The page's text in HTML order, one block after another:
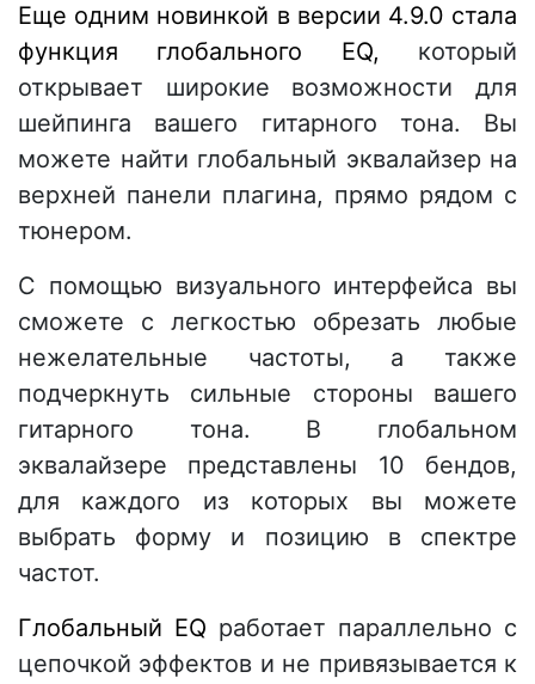
Еще одним новинкой в версии 4.9.0 стала
функция глобального EQ, который
открывает широкие возможности для
шейпинга вашего гитарного тона. Вы
можете найти глобальный эквалайзер на
верхней панели плагина, прямо рядом с
тюнером.
С помощью визуального интерфейса вы
сможете с легкостью обрезать любые
нежелательные частоты, а также
подчеркнуть сильные стороны вашего
гитарного тона. В глобальном
эквалайзере представлены 10 бендов,
для каждого из которых вы можете
выбрать форму и позицию в спектре
частот.
Глобальный EQ работает параллельно с
цепочкой эффектов и не привязывается к